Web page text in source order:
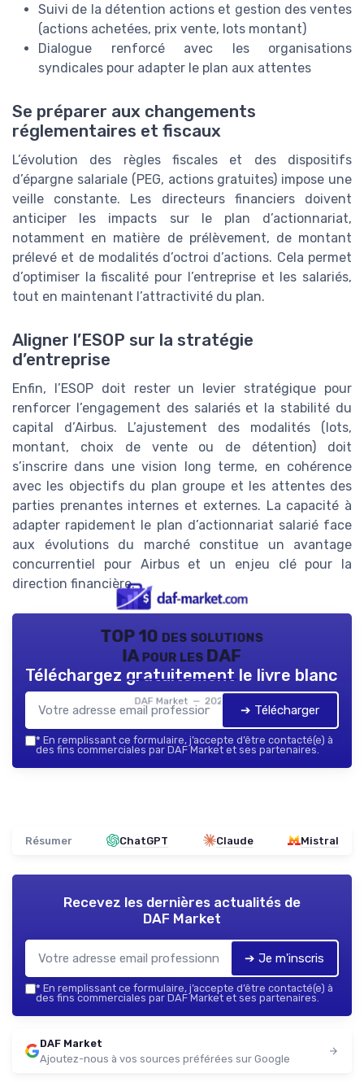
Suivi de la détention actions et gestion des ventes
(actions achetées, prix vente, lots montant)
Dialogue renforcé avec les organisations
syndicales pour adapter le plan aux attentes
Se préparer aux changements
réglementaires et fiscaux
L’évolution des règles fiscales et des dispositifs
d’épargne salariale (PEG, actions gratuites) impose une
veille constante. Les directeurs financiers doivent
anticiper les impacts sur le plan d’actionnariat,
notamment en matière de prélèvement, de montant
prélevé et de modalités d’octroi d’actions. Cela permet
d’optimiser la fiscalité pour l’entreprise et les salariés,
tout en maintenant l’attractivité du plan.
Aligner l’ESOP sur la stratégie
d’entreprise
Enfin, l’ESOP doit rester un levier stratégique pour
renforcer l’engagement des salariés et la stabilité du
capital d’Airbus. L’ajustement des modalités (lots,
montant, choix de vente ou de détention) doit
s’inscrire dans une vision long terme, en cohérence
avec les objectifs du plan groupe et les attentes des
parties prenantes internes et externes. La capacité à
adapter rapidement le plan d’actionnariat salarié face
aux évolutions du marché constitue un avantage
concurrentiel pour Airbus et un enjeu clé pour la
direction financière.
TOP 10 des solutions
IA pour les DAF
DAF Market — 2026
Téléchargez gratuitement le livre blanc
➔ Télécharger
* En remplissant ce formulaire, j’accepte d’être contacté(e) à
des fins commerciales par DAF Market et ses partenaires.
Résumer ChatGPT Claude Mistral
Recevez les dernières actualités de
DAF Market
➔ Je m'inscris
* En remplissant ce formulaire, j’accepte d’être contacté(e) à
des fins commerciales par DAF Market et ses partenaires.
DAF Market
Ajoutez-nous à vos sources préférées sur Google